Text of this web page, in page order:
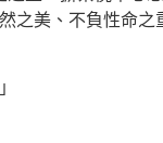
美、不負性命